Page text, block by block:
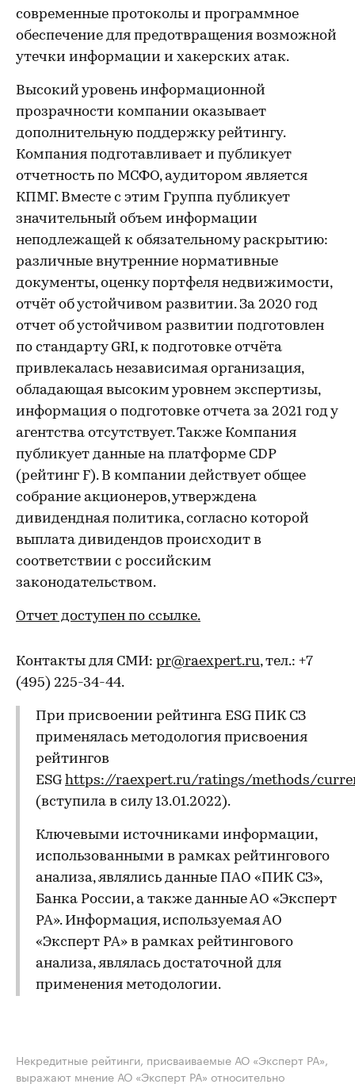
современные протоколы и программное
обеспечение для предотвращения возможной
утечки информации и хакерских атак.
Высокий уровень информационной
прозрачности компании оказывает
дополнительную поддержку рейтингу.
Компания подготавливает и публикует
отчетность по МСФО, аудитором является
КПМГ. Вместе с этим Группа публикует
значительный объем информации
неподлежащей к обязательному раскрытию:
различные внутренние нормативные
документы, оценку портфеля недвижимости,
отчёт об устойчивом развитии. За 2020 год
отчет об устойчивом развитии подготовлен
по стандарту GRI, к подготовке отчёта
привлекалась независимая организация,
обладающая высоким уровнем экспертизы,
информация о подготовке отчета за 2021 год у
агентства отсутствует. Также Компания
публикует данные на платформе CDP
(рейтинг F). В компании действует общее
собрание акционеров, утверждена
дивидендная политика, согласно которой
выплата дивидендов происходит в
соответствии с российским
законодательством.
Отчет доступен по ссылке.
Контакты для СМИ: pr@raexpert.ru, тел.: +7
(495) 225-34-44.
При присвоении рейтинга ESG ПИК СЗ
применялась методология присвоения
рейтингов
ESG https://raexpert.ru/ratings/methods/
(вступила в силу 13.01.2022).
Ключевыми источниками информации,
использованными в рамках рейтингового
анализа, являлись данные ПАО «ПИК СЗ»,
Банка России, а также данные АО «Эксперт
РА». Информация, используемая АО
«Эксперт РА» в рамках рейтингового
анализа, являлась достаточной для
применения методологии.
Некредитные рейтинги, присваиваемые АО «Эксперт РА»,
выражают мнение АО «Эксперт РА» относительно